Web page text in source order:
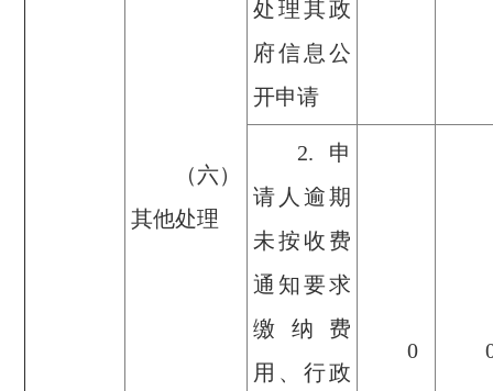
（六）
其他处理
处理其政
府信息公
开申请
2.申
请人逾期
未按收费
通知要求
缴纳费
用、行政
0